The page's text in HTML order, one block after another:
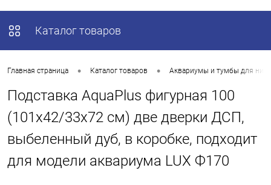
Каталог товаров
Главная страница • Каталог товаров • Аквариумы и тумбы для них
Подставка AquaPlus фигурная 100
(101х42/33х72 см) две дверки ДСП,
выбеленный дуб, в коробке, подходит
для модели аквариума LUX Ф170